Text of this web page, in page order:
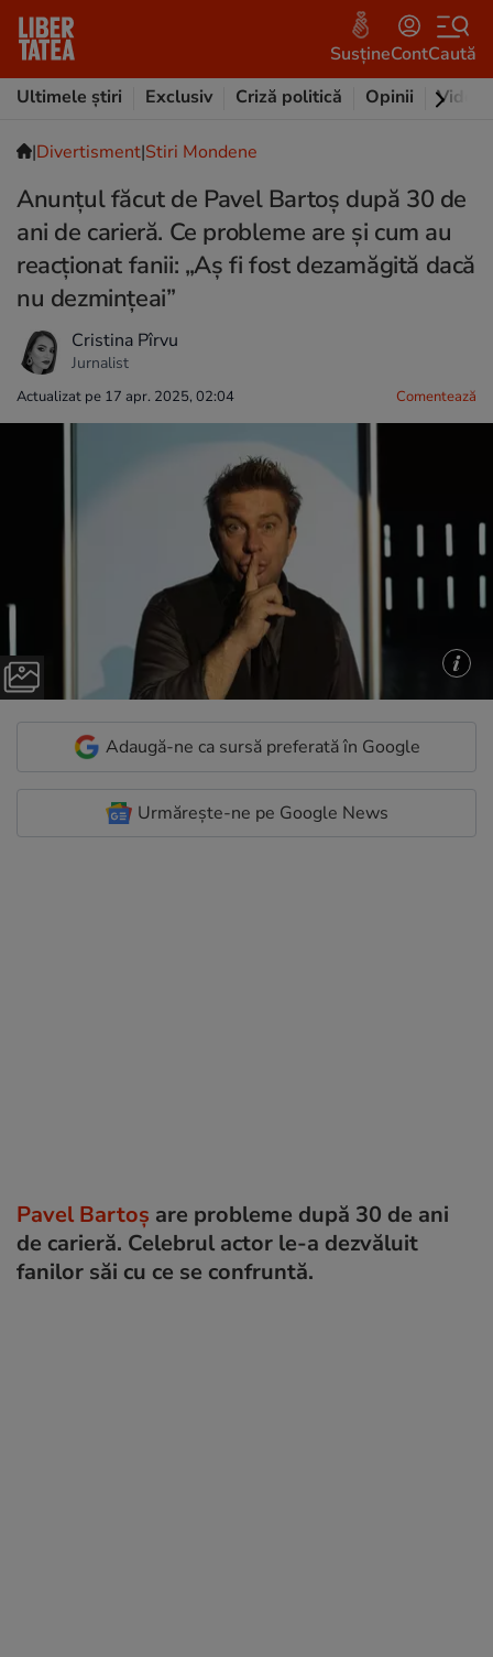
SusțineContCaută
Ultimele știri
Exclusiv Criză politică Opinii Video
|Divertisment|Stiri Mondene
Anunțul făcut de Pavel Bartoș după 30 de
ani de carieră. Ce probleme are și cum au
reacționat fanii: „Aș fi fost dezamăgită dacă
nu dezmințeai”
Cristina Pîrvu
Jurnalist
Actualizat pe 17 apr. 2025, 02:04 Comentează
Adaugă-ne ca sursă preferată în Google
Urmărește-ne pe Google News
Pavel Bartoș are probleme după 30 de ani
de carieră. Celebrul actor le-a dezvăluit
fanilor săi cu ce se confruntă.